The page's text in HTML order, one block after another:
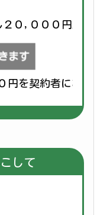
０,０００円以上
を契約者にお支
す
して